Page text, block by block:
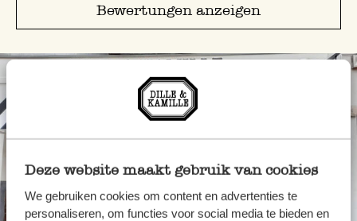
Deze website maakt gebruik van cookies
We gebruiken cookies om content en advertenties te
personaliseren, om functies voor social media te bieden en
Bewertungen anzeigen